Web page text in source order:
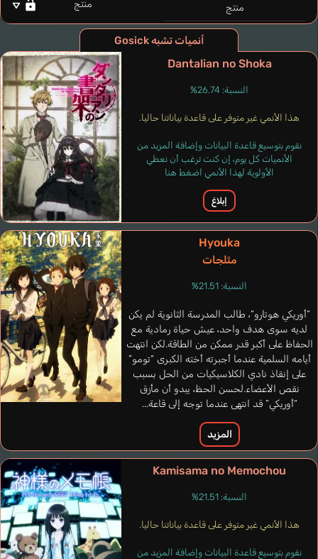
منتج منتج
إنجليزي
Mayer Felix
ألماني
Anastasia
Thompson Rachel
إنجليزي
Watanabe Akeno
أنميات تشبه Gosick
Dantalian no Shoka
النسبة: 26.74%
هذا الأنمي غير متوفر على قاعدة بياناتنا حاليا.
نقوم بتوسيع قاعدة البيانات وإضافة المزيد من
الأنميات كل يوم، إن كنت ترغب أن نعطي
الأولوية لهذا الأنمي اضغط هنا
إبلاغ
Hyouka
مثلجات
النسبة: 21.51%
“أوريكي هوتارو“، طالب المدرسة الثانوية لم يكن
لديه سوى هدف واحد، عيش حياة رمادية مع
الحفاظ على أكبر قدر ممكن من الطاقة.لكن انتهت
أيامه السلمية عندما أجبرته أخته الكبرى “تومو”
على إنقاذ نادي الكلاسيكيات من الحل بسبب
نقص الأعضاء.لحسن الحظ، يبدو أن مأزق
“أوريكي” قد انتهى عندما توجه إلى قاعة...
المزيد
Kamisama no Memochou
النسبة: 21.51%
هذا الأنمي غير متوفر على قاعدة بياناتنا حاليا.
نقوم بتوسيع قاعدة البيانات وإضافة المزيد من